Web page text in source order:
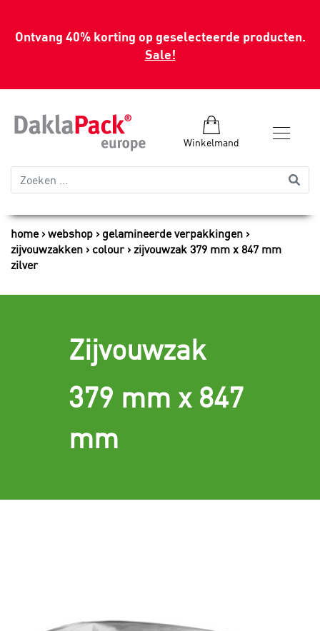
Ontvang 40% korting op geselecteerde producten.
Sale!
Winkelmand
home webshop
gelamineerde verpakkingen
zijvouwzakken
colour
zijvouwzak 379 mm x 847 mm
zilver
Zijvouwzak
379 mm x 847
mm